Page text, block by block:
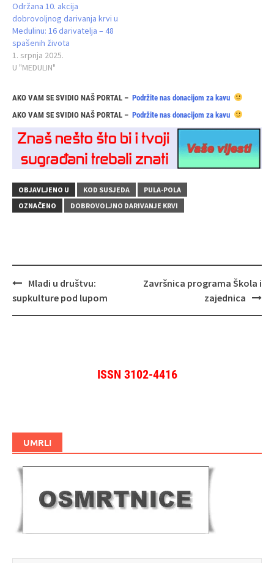
Održana 10. akcija
dobrovoljnog darivanja krvi u
Medulinu: 16 darivatelja – 48
spašenih života
1. srpnja 2025.
U "MEDULIN"
AKO VAM SE SVIDIO NAŠ PORTAL – Podržite nas donacijom za kavu
AKO VAM SE SVIDIO NAŠ PORTAL – Podržite nas donacijom za kavu
OBJAVLJENO U KOD SUSJEDA
PULA-POLA
OZNAČENO
DOBROVOLJNO DARIVANJE KRVI
Navigacija
objava
Mladi u društvu:
supkulture pod lupom
Završnica programa Škola i
zajednica
ISSN 3102-4416
UMRLI